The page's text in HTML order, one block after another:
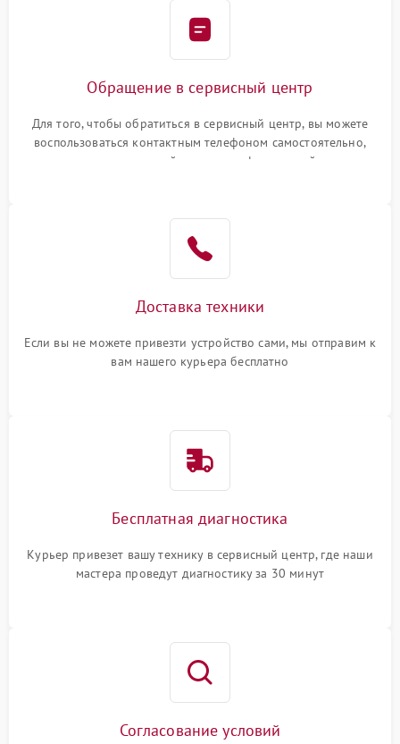
Обращение в сервисный центр
Для того, чтобы обратиться в сервисный центр, вы можете
воспользоваться контактным телефоном самостоятельно,
или оставить свой номер телефона на сайте
Доставка техники
Если вы не можете привезти устройство сами, мы отправим к
вам нашего курьера бесплатно
Бесплатная диагностика
Курьер привезет вашу технику в сервисный центр, где наши
мастера проведут диагностику за 30 минут
Согласование условий